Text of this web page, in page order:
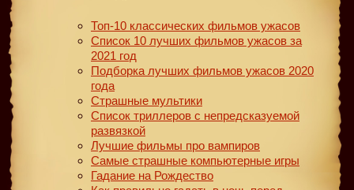
Топ-10 классических фильмов ужасов
Список 10 лучших фильмов ужасов за
2021 год
Подборка лучших фильмов ужасов 2020
года
Страшные мультики
Список триллеров с непредсказуемой
развязкой
Лучшие фильмы про вампиров
Самые страшные компьютерные игры
Гадание на Рождество